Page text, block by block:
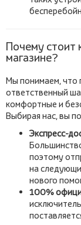
Почему стоит
магазине?
Мы понимаем, что
ответственный
комфортные и
Выбирая нас, вы
Экспресс-
поэтому
на
нового
100%